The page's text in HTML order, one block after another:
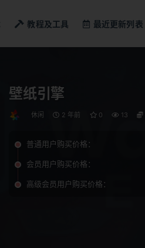
教程及工具 最近更新列表
壁纸引擎
休闲 2 年前 0 13
普通用户购买价格：
会员用户购买价格：
高级会员用户购买价格：